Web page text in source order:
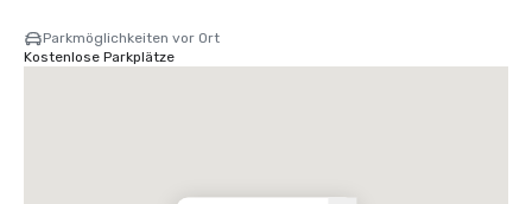
Parkmöglichkeiten vor Ort
Kostenlose Parkplätze